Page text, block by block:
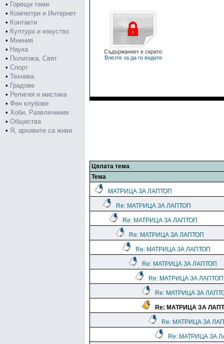
• Горещи теми
• Компютри и Интернет
• Контакти
• Култура и изкуство
• Мнения
• Наука
• Политика, Свят
• Спорт
• Техника
• Градове
• Религия и мистика
• Фен клубове
• Хоби, Развлечения
• Общества
• Я, архивите са живи
Съдържаниет е скрито
Влезте за да го видите
Цялата тема
Тема
МАТРИЦА ЗА ЛАПТОП
Re: МАТРИЦА ЗА ЛАПТОП
Re: МАТРИЦА ЗА ЛАПТОП
Re: МАТРИЦА ЗА ЛАПТОП
Re: МАТРИЦА ЗА ЛАПТОП
Re: МАТРИЦА ЗА ЛАПТОП
Re: МАТРИЦА ЗА ЛАПТОП
Re: МАТРИЦА ЗА
Re: МАТРИЦА ЗА
Re: МАТРИЦА ЗА
Re: МАТРИЦА ЗА